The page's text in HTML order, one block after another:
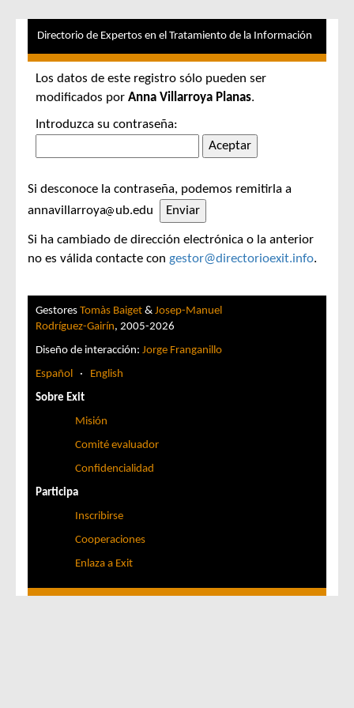
Directorio de Expertos en el Tratamiento de la Información
Los datos de este registro sólo pueden ser
modificados por Anna Villarroya Planas.
Introduzca su contraseña:
Si desconoce la contraseña, podemos remitirla a
annavillarroya
ub.edu
Si ha cambiado de dirección electrónica o la anterior
no es válida contacte con gestor@directorioexit.info.
Gestores Tomàs Baiget & Josep-Manuel
Rodríguez-Gairín, 2005-2026
Diseño de interacción: Jorge Franganillo
Español · English
Sobre Exit
Misión
Comité evaluador
Confidencialidad
Participa
Inscribirse
Cooperaciones
Enlaza a Exit